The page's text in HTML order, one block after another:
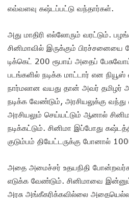
எவ்வளவு கஷ்டப்பட்டு வந்தார்கள்.
அது மாதிரி எல்லோரும் வரட்டும்.
சினிமாவில் இருக்கும் பிரச்சனையை
டிக்கெட் 200 ரூபாய் அதைப்
படங்களில் நடிக்க மாட்டார் என நியூஸ்
நார்மலான வயது தான் அவர் தமிழர்
நடிக்க வேண்டும், அரசியலுக்கு
அரசியலும் செய்யட்டும் ஆனால்
நடிக்கட்டும். சினிமா இப்போது
குடும்பம் தியேட்டருக்கு போனால்
அதை அமைச்சர் உதயநிதி
எடுக்க வேண்டும். சினிமாவை
அரசு அங்கீகரிக்கவில்லை